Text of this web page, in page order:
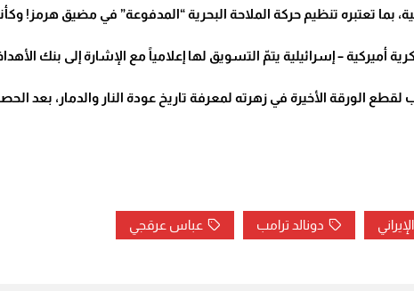
بما تعتبره تنظيم حركة الملاحة البحرية “المدفوعة” في مضيق هرمز!
– إسرائيلية يتمّ التسويق لها إعلامياً مع الإشارة إلى بنك
الورقة الأخيرة في زهرته لمعرفة تاريخ عودة النار والدمار، بعد
دونالد ترامب عباس عرقجي